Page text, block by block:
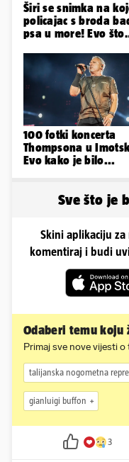
Širi se snimka na
policajac s broda
psa u more! Evo što
pustili'
100 fotki koncerta
Thompsona u
Evo kako je bilo...
Sve što je
Skini aplikaciju
komentiraj i budi
Odaberi temu
Primaj sve nove vijesti
talijanska nogometna
gianluigi buffon
3